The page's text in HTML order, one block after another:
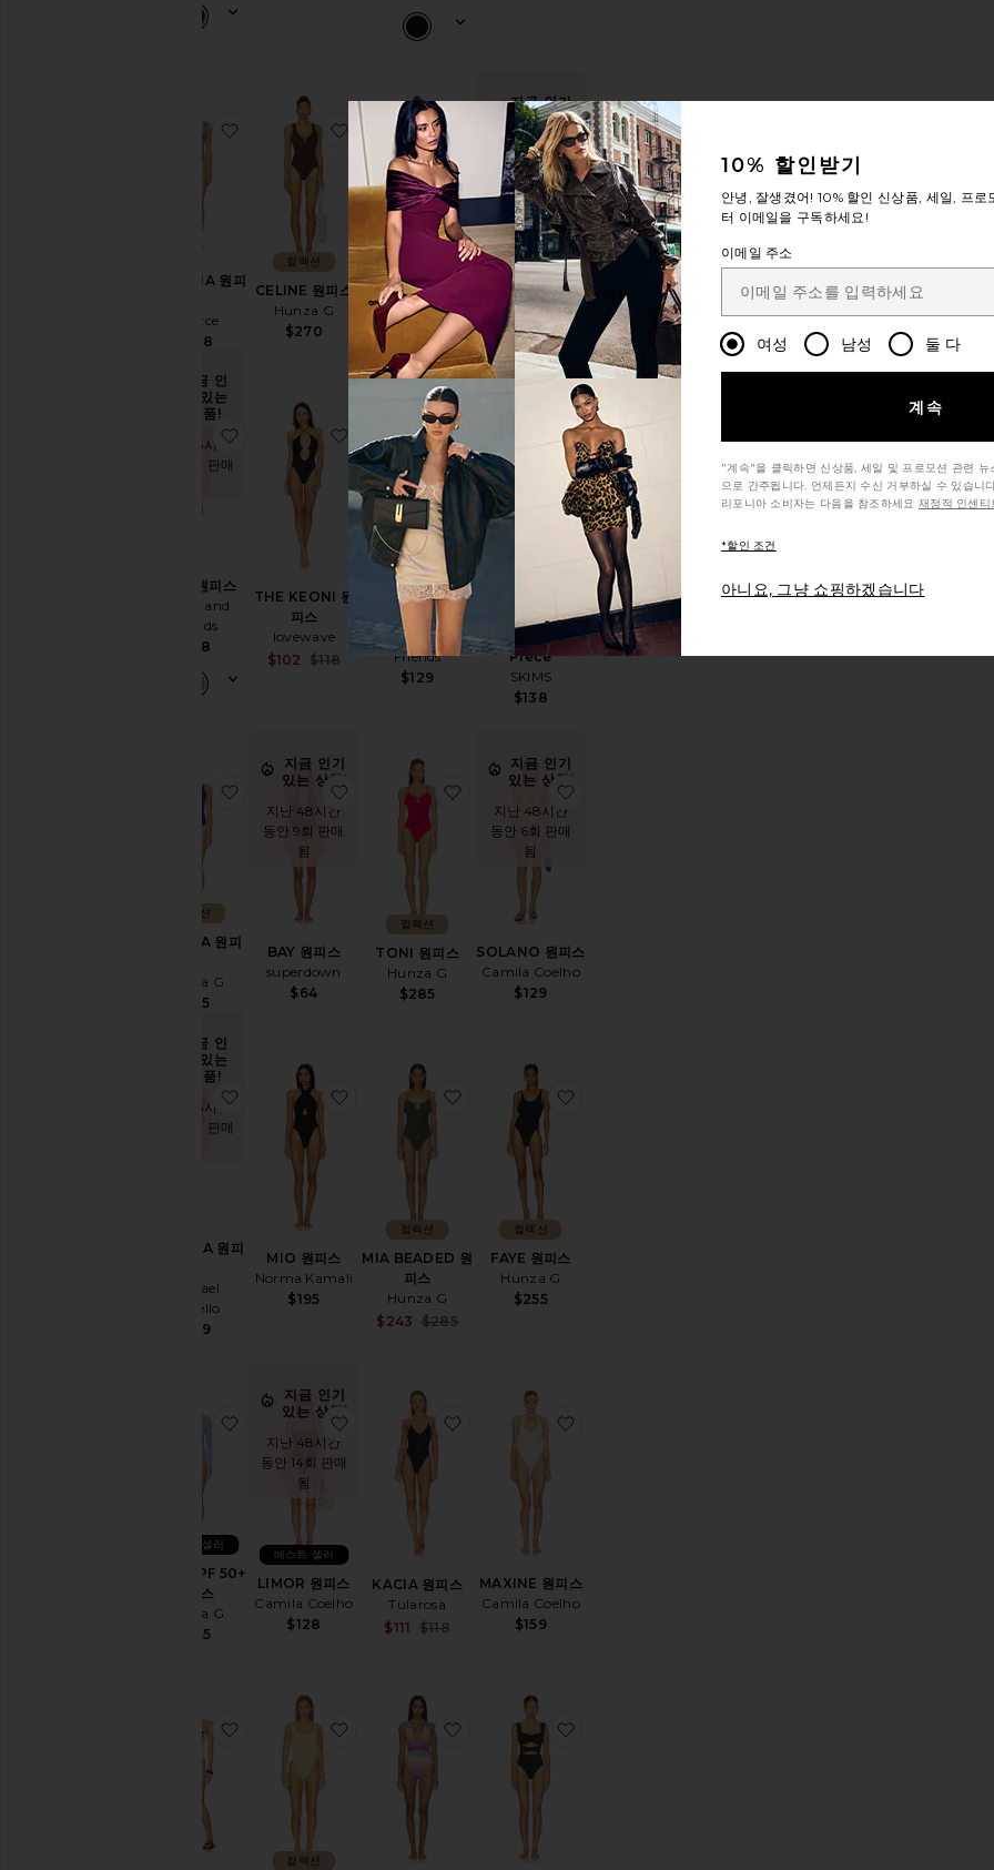
VICTORIA 원피
Montce
$248
찜상품VICTORIA 원피스
CELINE 원피스
Hunza G
$270
컬렉션
찜상품CELINE 원피스
PIPER 원피스
LSPACE
$194
찜상품PIPER 원피스
지금 인기
있는 상품!
지난 48시간
동안 7회 판매
됨
HAYDEN 원피스
superdown
$68
찜상품HAYDEN 원피스
지금 인
기 있는
상품!
지난 48시간
동안 5회 판매
RUBY 원피스
Lovers and
Friends
$138
찜상품RUBY 원피스
THE KEONI 원
피스
lovewave
Sale price:
$102
Previous price:
$118
찜상품THE KEONI 원피스
SAPPHIRE 원피
Lovers and
Friends
$129
찜상품SAPPHIRE 원피스
Smocked Low
Back One
Piece
SKIMS
$138
찜상품Satin Swim Smocked Low Back One Piece
CAMILLA 원피
Hunza G
$315
컬렉션
찜상품CAMILLA 원피스
지금 인기
있는 상품!
지난 48시간
동안 9회 판매
됨
BAY 원피스
superdown
$64
찜상품BAY 원피스
TONI 원피스
Hunza G
$285
컬렉션
찜상품TONI 원피스
지금 인기
있는 상품!
지난 48시간
동안 6회 판매
됨
SOLANO 원피스
Camila Coelho
$129
지금 인
기 있는
상품!
지난 48시간
동안 7회 판매
KORISHA 원피
Michael
Costello
$169
찜상품KORISHA 원피스
MIO 원피스
Norma Kamali
$195
찜상품MIO 원피스
MIA BEADED 원
피스
Hunza G
$243 $285
컬렉션
찜상품MIA BEADED 원피스
FAYE 원피스
Hunza G
$255
컬렉션
TYRA UPF 50+
원피스
Hunza G
$255
베스트 셀러
찜상품TYRA UPF 50+ 원피스
지금 인기
있는 상품!
지난 48시간
동안 14회 판매
됨
LIMOR 원피스
Camila Coelho
$128
베스트 셀러
찜상품LIMOR 원피스
KACIA 원피스
Tularosa
Sale price:
$111 $118
찜상품KACIA 원피스
MAXINE 원피스
Camila Coelho
$159
찜상품IVANA 원피스
컬렉션
찜상품SQUARE NECK ONE PIECE 스퀘어 넥 원피스
찜상품REMI 원피스
10% 할인받기
안녕, 잘생겼어! 10% 할인 신상품, 세일, 프로
터 이메일을 구독하세요!
이메일 주소
여성 남성 둘 다
계속
"계속"을 클릭하면 신상품, 세일 및 프로모션 관련 뉴
으로 간주됩니다. 언제든지 수신 거부하실 수 있습니
리포니아 소비자는 다음을 참조하세요 재정적 인센티
*할인 조건
아니요, 그냥 쇼핑하겠습니다